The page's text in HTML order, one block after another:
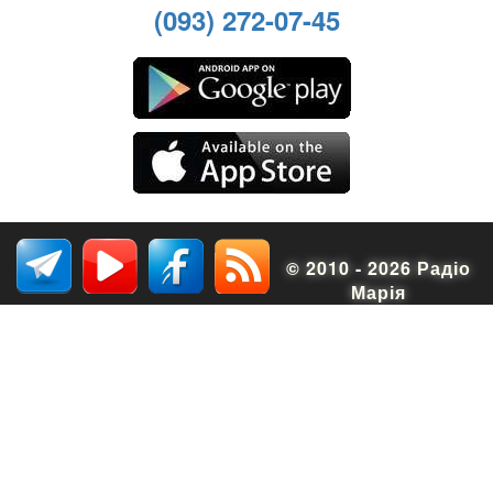
(093) 272-07-45
© 2010 - 2026 Радіо
Марія